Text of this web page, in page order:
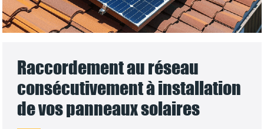
Raccordement au réseau
consécutivement à installation
de vos panneaux solaires